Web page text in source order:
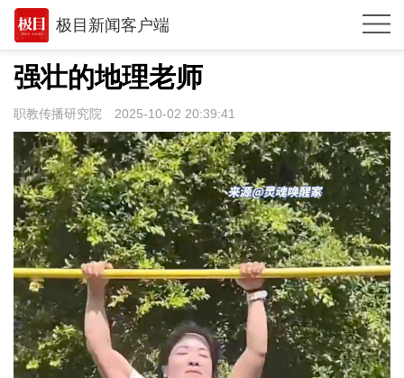
极目新闻客户端
推荐
观点
时政
湖北
武汉
世相
环球
专题
极客圈
强壮的地理老师
职教传播研究院 2025-10-02 20:39:41